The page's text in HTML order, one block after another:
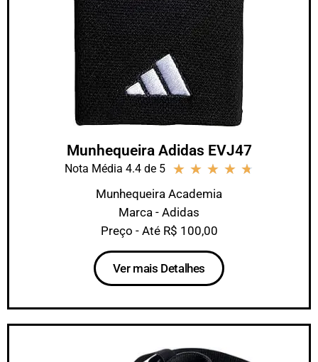
Munhequeira Adidas EVJ47
Nota Média 4.4 de 5 ★ ★ ★ ★ ★
Munhequeira Academia
Marca - Adidas
Preço - Até R$ 100,00
Ver mais Detalhes